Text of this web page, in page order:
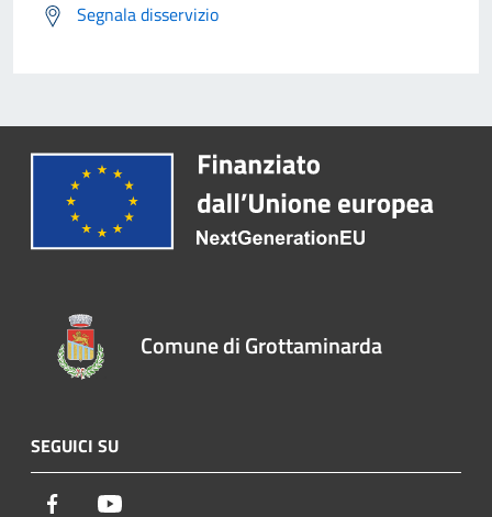
Segnala disservizio
Comune di Grottaminarda
SEGUICI SU
Facebook